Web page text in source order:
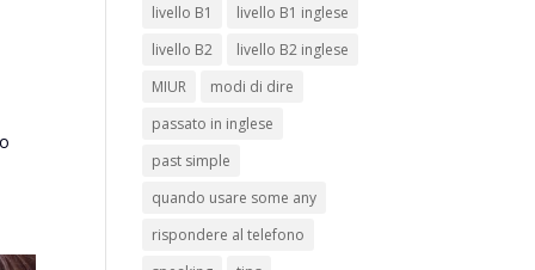
livello B1
livello B1 inglese
livello B2
livello B2 inglese
MIUR
modi di dire
passato in inglese
past simple
quando usare some any
rispondere al telefono